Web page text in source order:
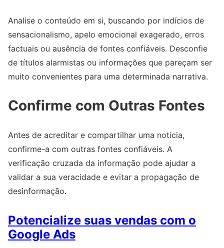
Analise o conteúdo em si, buscando por indícios de
sensacionalismo, apelo emocional exagerado, erros
factuais ou ausência de fontes confiáveis. Desconfie
de títulos alarmistas ou informações que pareçam ser
muito convenientes para uma determinada narrativa.
Confirme com Outras Fontes
Antes de acreditar e compartilhar uma notícia,
confirme-a com outras fontes confiáveis. A
verificação cruzada da informação pode ajudar a
validar a sua veracidade e evitar a propagação de
desinformação.
Potencialize suas vendas com o
Google Ads